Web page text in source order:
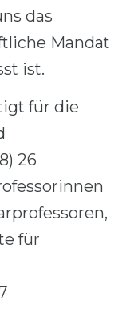
das
Mandat
ist.
für die
26
für